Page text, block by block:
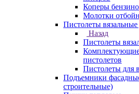
Коперы
Молотки
Пистолеты
Назад
Пистолеты
пистолетов
Пистолеты для
Подъемники
строительные)